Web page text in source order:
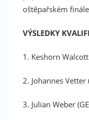
oštěpařském
VÝSLEDKY
1. Keshorn
2. Johannes Vetter
3. Julian Weber